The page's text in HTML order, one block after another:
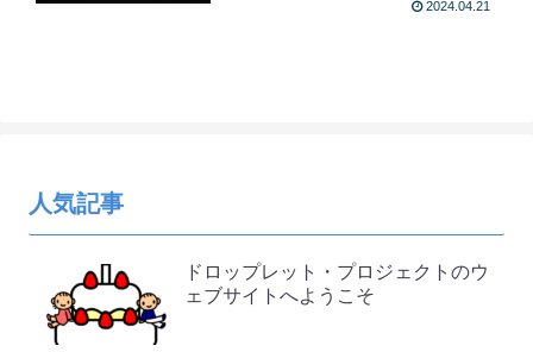
2024.04.21
人気記事
ドロップレット・プロジェクトのウ
ェブサイトへようこそ